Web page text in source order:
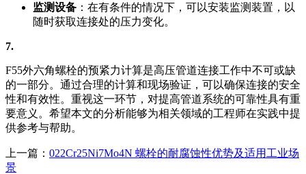
监测设备 ：在有条件的情况下，可以安装监测装置，以
随时获取连接处的压力变化。
7.
F55外六角螺栓的预紧力计算是高压管道连接工作中不可或缺
的一部分。通过合理的计算和现场验证，可以确保连接的安全
性和有效性。重视这一环节，对提高管道系统的可靠性具有重
要意义。希望本文的分析能够为相关领域的工程师在实践中提
供参考与帮助。
上一篇： 022Cr25Ni7Mo4N 螺栓的耐腐蚀性优势及适用工业场
景